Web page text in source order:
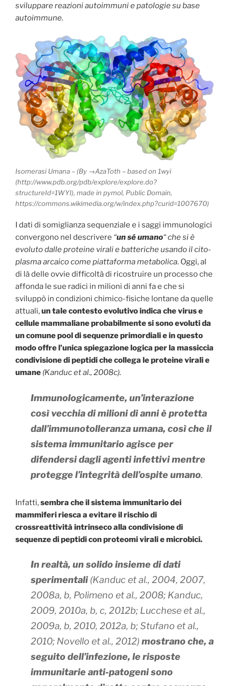
sviluppare reazioni autoimmuni e patologie su base
autoimmune.
Isomerasi Umana – (By →AzaToth – based on 1wyi
(http://www.pdb.org/pdb/explore/explore.do?
structureId=1WYI), made in pymol, Public Domain,
https://commons.wikimedia.org/w/index.php?curid=1007670)
I dati di somiglianza sequenziale e i saggi immunologici
convergono nel descrivere “un sé umano“che si è
evoluto dalle proteine ​​virali e batteriche usando il cito-
plasma arcaico come piattaforma metabolica. Oggi, al
di là delle ovvie difficoltà di ricostruire un processo che
affonda le sue radici in milioni di anni fa e che si
sviluppò in condizioni chimico-fisiche lontane da quelle
attuali,un tale contesto evolutivo indica che virus e
cellule mammaliane probabilmente si sono evoluti da
un comune pool di sequenze primordiali e in questo
modo offre l’unica spiegazione logica per la massiccia
condivisione di peptidi che collega le proteine ​​virali e
umane (Kanduc et al., 2008c).
Immunologicamente, un’interazione
così vecchia di milioni di anni è protetta
dall’immunotolleranza umana, così che il
sistema immunitario agisce per
difendersi dagli agenti infettivi mentre
protegge l’integrità dell’ospite umano.
Infatti,sembra cheil sistema immunitario dei
mammiferi riesca a evitare il rischio di
crossreattività intrinseco alla condivisione di
sequenze di peptidi con proteomi virali e microbici.
In realtà, un solido insieme di dati
sperimentali (Kanduc et al., 2004, 2007,
2008a, b, Polimeno et al., 2008; Kanduc,
2009, 2010a, b, c, 2012b; Lucchese et al.,
2009a, b, 2010, 2012a, b; Stufano et al.,
2010; Novello et al., 2012) mostrano che, a
seguito dell’infezione, le risposte
immunitarie anti-patogeni sono